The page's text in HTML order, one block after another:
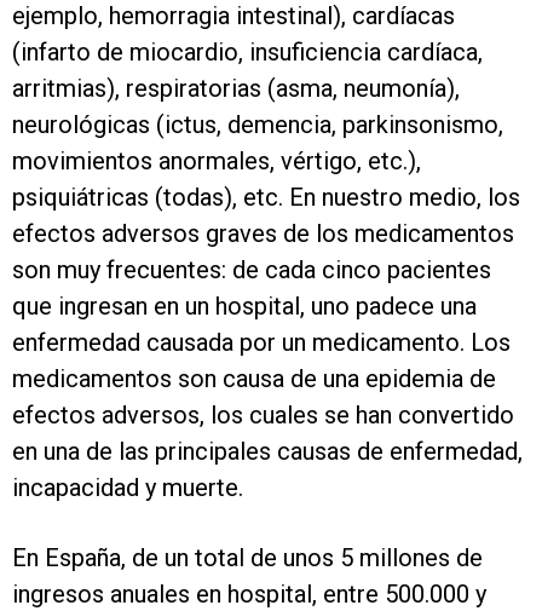
ejemplo, hemorragia intestinal), cardíacas
(infarto de miocardio, insuficiencia cardíaca,
arritmias), respiratorias (asma, neumonía),
neurológicas (ictus, demencia, parkinsonismo,
movimientos anormales, vértigo, etc.),
psiquiátricas (todas), etc. En nuestro medio, los
efectos adversos graves de los medicamentos
son muy frecuentes: de cada cinco pacientes
que ingresan en un hospital, uno padece una
enfermedad causada por un medicamento. Los
medicamentos son causa de una epidemia de
efectos adversos, los cuales se han convertido
en una de las principales causas de enfermedad,
incapacidad y muerte.
En España, de un total de unos 5 millones de
ingresos anuales en hospital, entre 500.000 y